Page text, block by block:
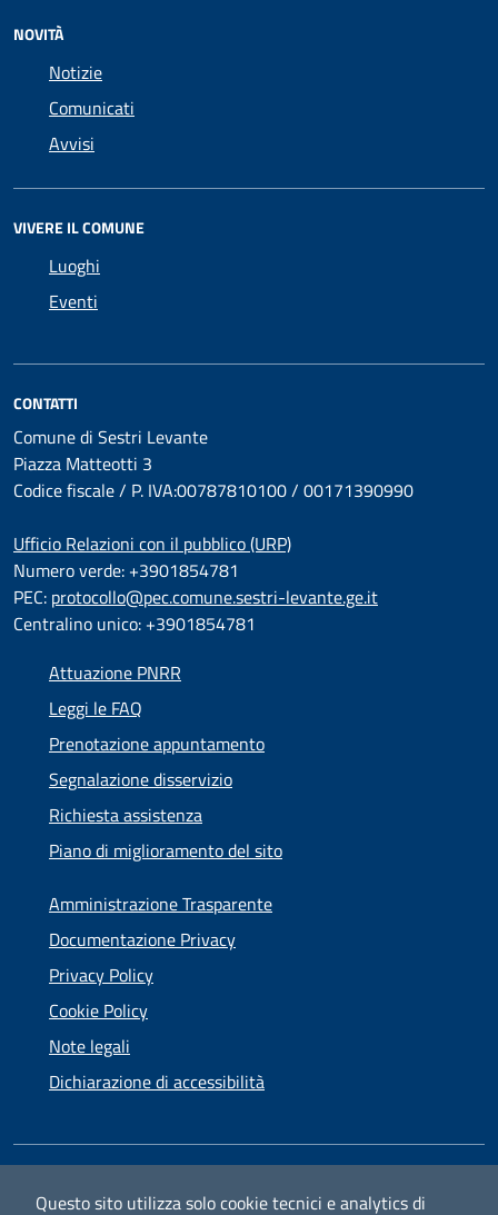
Questo sito utilizza solo cookie tecnici e analytics di
NOVITÀ
Notizie
Comunicati
Avvisi
VIVERE IL COMUNE
Luoghi
Eventi
CONTATTI
Comune di Sestri Levante
Piazza Matteotti 3
Codice fiscale / P. IVA:00787810100 / 00171390990
Ufficio Relazioni con il pubblico (URP)
Numero verde: +3901854781
PEC: protocollo@pec.comune.sestri-levante.ge.it
Centralino unico: +3901854781
Attuazione PNRR
Leggi le FAQ
Prenotazione appuntamento
Segnalazione disservizio
Richiesta assistenza
Piano di miglioramento del sito
Amministrazione Trasparente
Documentazione Privacy
Privacy Policy
Cookie Policy
Note legali
Dichiarazione di accessibilità